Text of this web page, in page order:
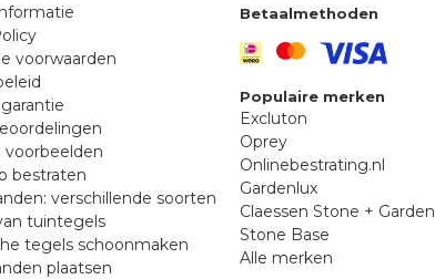
voorwaarden
voorbeelden
bestraten
verschillende soorten
tuintegels
tegels schoonmaken
plaatsen
Betaalmethoden
Populaire merken
Excluton
Oprey
Onlinebestrating.nl
Gardenlux
Claessen Stone + Garden
Stone Base
Alle merken